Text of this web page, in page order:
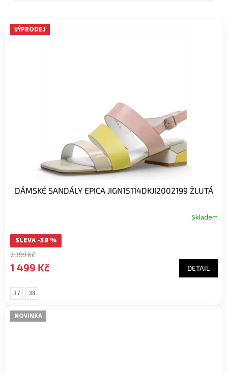
V VÝPRODEJ
DÁMSKÉ SANDÁLY EPICA JIGN15114DKJI2002199 ŽLUTÁ
Skladem
SLEVA -38 %
2 399 Kč
1 499 Kč DETAIL
37 38
NOVINKA